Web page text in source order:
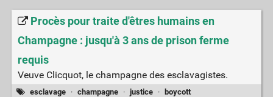
Procès pour traite d'êtres humains en
Champagne : jusqu'à 3 ans de prison ferme
requis
Veuve Clicquot, le champagne des esclavagistes.
esclavage · champagne · justice · boycott